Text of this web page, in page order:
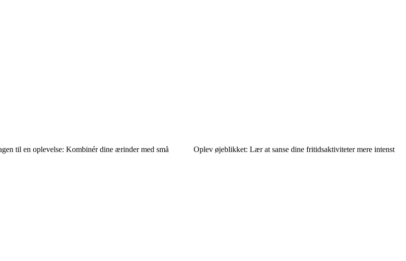
til en oplevelse: Kombinér dine ærinder med små
Oplev øjeblikket: Lær at sanse dine fritidsaktiviteter mere intenst